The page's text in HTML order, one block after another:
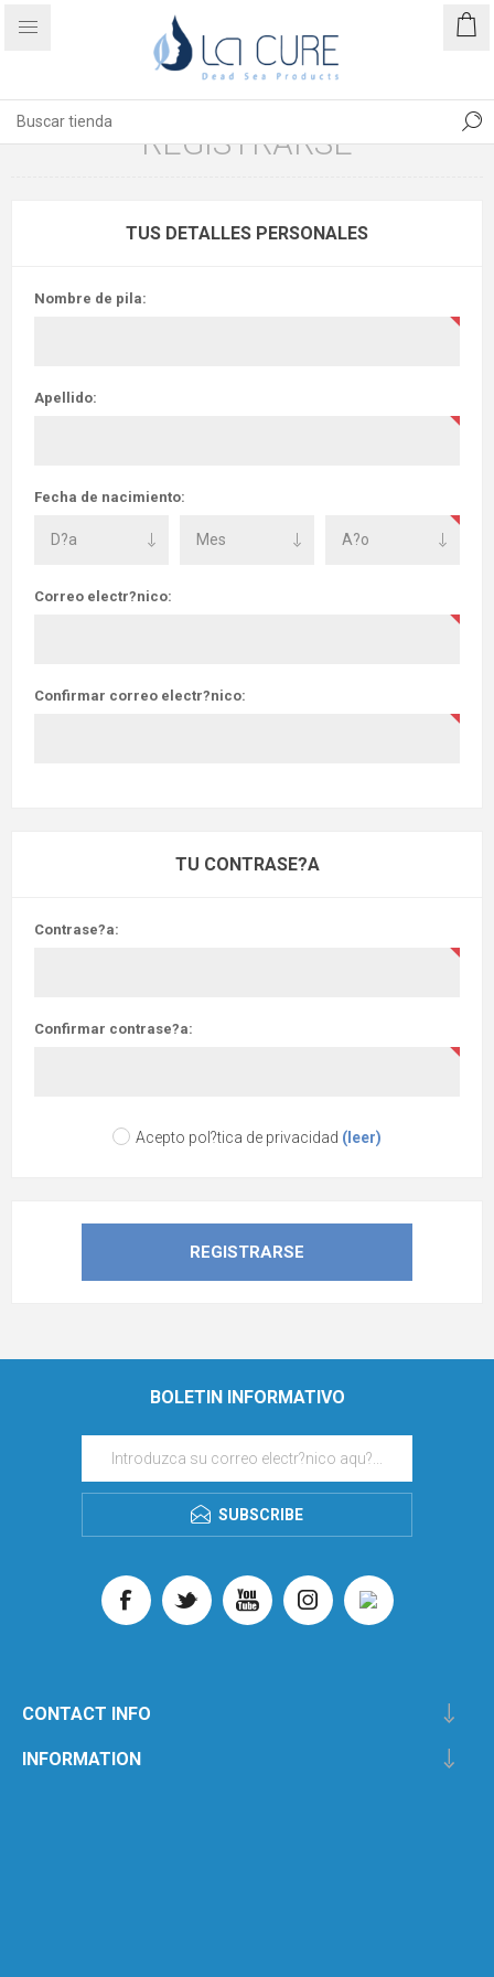
REGISTRARSE
TUS DETALLES PERSONALES
Nombre de pila:
Apellido:
Fecha de nacimiento:
Correo electr?nico:
Confirmar correo electr?nico:
TU CONTRASE?A
Contrase?a:
Confirmar contrase?a:
Acepto pol?tica de privacidad (leer)
BOLETIN INFORMATIVO
SUBSCRIBE
CONTACT INFO
INFORMATION